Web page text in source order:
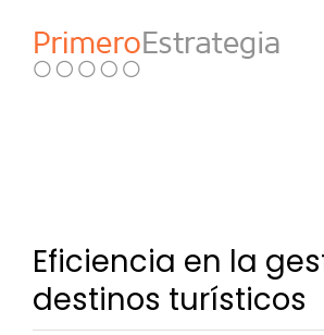
content
Eficiencia en la
destinos turísticos